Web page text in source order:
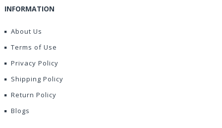
INFORMATION
About Us
Terms of Use
Privacy Policy
Shipping Policy
Return Policy
Blogs